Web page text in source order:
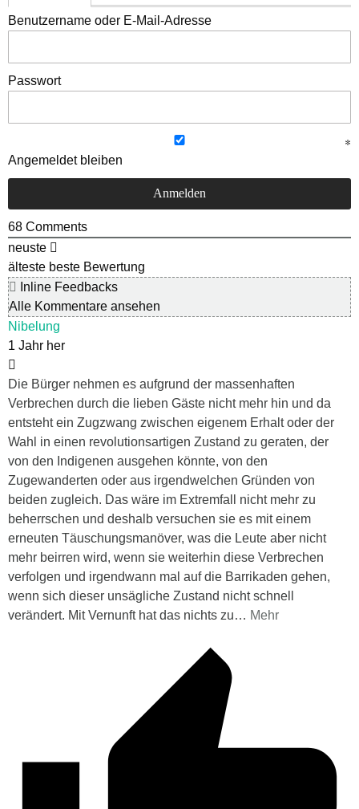
Benutzername oder E-Mail-Adresse
Passwort
Angemeldet bleiben
68 Comments
neuste
älteste beste Bewertung
Inline Feedbacks
Alle Kommentare ansehen
Nibelung
1 Jahr her
Die Bürger nehmen es aufgrund der massenhaften
Verbrechen durch die lieben Gäste nicht mehr hin und da
entsteht ein Zugzwang zwischen eigenem Erhalt oder der
Wahl in einen revolutionsartigen Zustand zu geraten, der
von den Indigenen ausgehen könnte, von den
Zugewanderten oder aus irgendwelchen Gründen von
beiden zugleich. Das wäre im Extremfall nicht mehr zu
beherrschen und deshalb versuchen sie es mit einem
erneuten Täuschungsmanöver, was die Leute aber nicht
mehr beirren wird, wenn sie weiterhin diese Verbrechen
verfolgen und irgendwann mal auf die Barrikaden gehen,
wenn sich dieser unsägliche Zustand nicht schnell
verändert. Mit Vernunft hat das nichts zu… Mehr